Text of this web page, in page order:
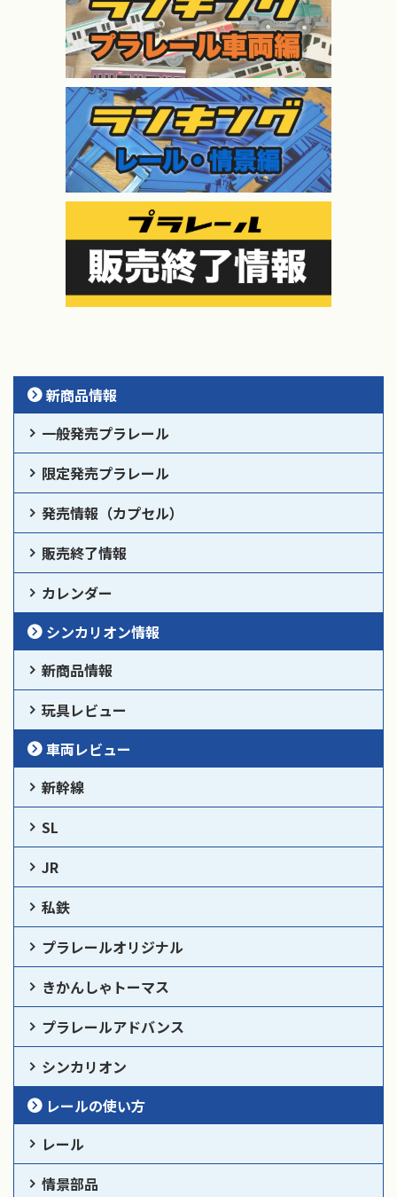
新商品情報
一般発売プラレール
限定発売プラレール
発売情報（カプセル）
販売終了情報
カレンダー
シンカリオン情報
新商品情報
玩具レビュー
車両レビュー
新幹線
SL
JR
私鉄
プラレールオリジナル
きかんしゃトーマス
プラレールアドバンス
シンカリオン
レールの使い方
レール
情景部品